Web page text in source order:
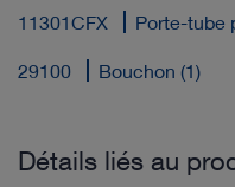
11301CFX Porte-tube
29100 Bouchon (1)
Détails liés au